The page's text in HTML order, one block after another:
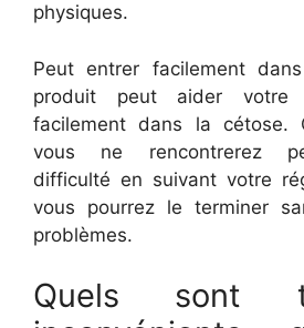
physiques.
Peut entrer facilement
produit peut aider
facilement dans la cétose.
vous ne rencontrerez
difficulté en suivant votre
vous pourrez le terminer
problèmes.
Quels sont